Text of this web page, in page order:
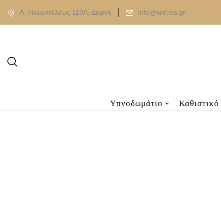
Λ. Ηλιουπόλεως 110Α, Δάφνη info@kormis.gr
Υπνοδωμάτιο Καθιστικό